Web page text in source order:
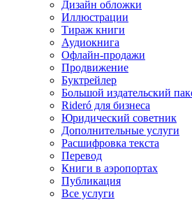
Дизайн обложки
Иллюстрации
Тираж книги
Аудиокнига
Офлайн-продажи
Продвижение
Буктрейлер
Большой издательский
Rideró для бизнеса
Юридический советник
Дополнительные услуги
Расшифровка текста
Перевод
Книги в аэропортах
Публикация
Все услуги